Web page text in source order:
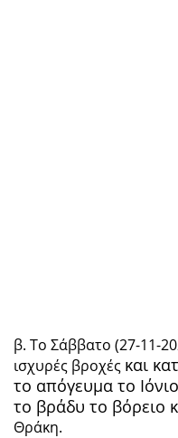
β. Το Σάββατο (27-11-
ισχυρές βροχές και
το απόγευμα το
το βράδυ το βόρειο
Θράκη.